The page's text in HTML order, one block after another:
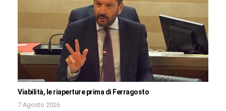
Viabilità, le riaperture prima di Ferragosto
7 Agosto 2026